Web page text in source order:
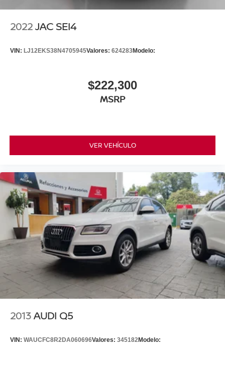
2022JAC SEI4
VIN: LJ12EKS38N4705945Valores: 624283Modelo:
$222,300
MSRP
VER VEHÍCULO
2013AUDI Q5
VIN: WAUCFC8R2DA060696Valores: 345182Modelo: